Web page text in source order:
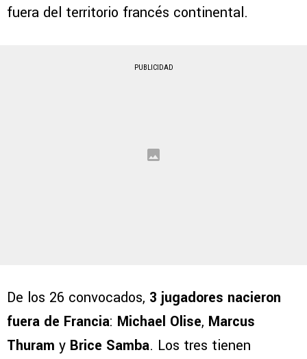
fuera del territorio francés continental.
PUBLICIDAD
De los 26 convocados, 3 jugadores nacieron
fuera de Francia: Michael Olise, Marcus
Thuram y Brice Samba. Los tres tienen